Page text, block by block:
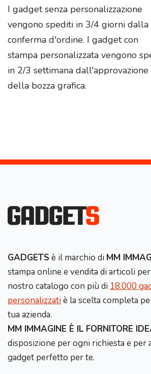
I gadget senza personalizzazione
vengono spediti in 3/4 giorni dalla
conferma d'ordine. I gadget con
stampa personalizzata vengono
in 2/3 settimana dall'approvazione
della bozza grafica.
GADGETS è il marchio di MM
stampa online e vendita di articoli
nostro catalogo con più di 18.000
personalizzatiè la scelta completa
tua azienda.
MM IMMAGINE È IL FORNITORE
disposizione per ogni richiesta e per
gadget perfetto per te.